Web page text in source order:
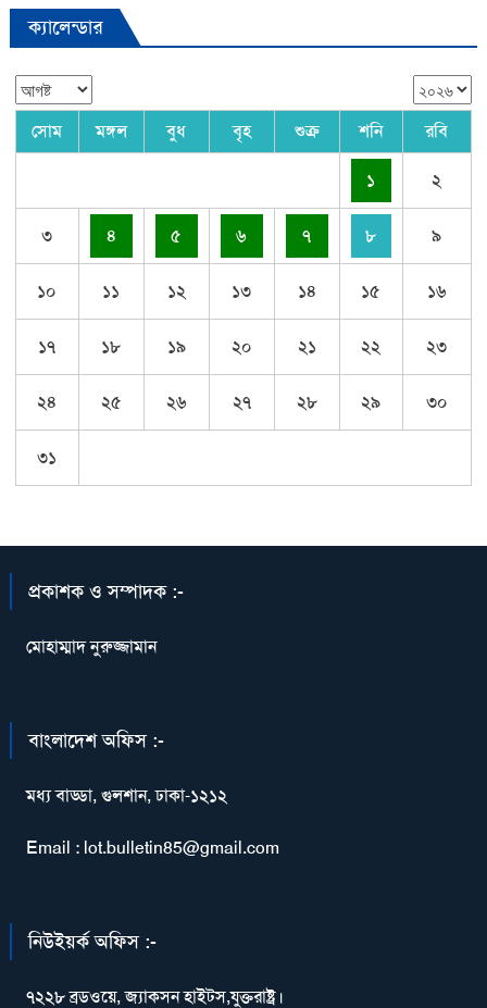
ক্যালেন্ডার
সোম মঙ্গল বুধ বৃহ শুক্র শনি রবি
১ ২
৩ ৪ ৫ ৬ ৭ ৮ ৯
১০ ১১ ১২ ১৩ ১৪ ১৫ ১৬
১৭ ১৮ ১৯ ২০ ২১ ২২ ২৩
২৪ ২৫ ২৬ ২৭ ২৮ ২৯ ৩০
৩১
প্রকাশক ও সম্পাদক :-
মোহাম্মাদ নুরুজ্জামান
বাংলাদেশ অফিস :-
মধ্য বাড্ডা, গুলশান, ঢাকা-১২১২
Email : lot.bulletin85@gmail.com
নিউইয়র্ক অফিস :-
৭২২৮ ব্রডওয়ে, জ্যাকসন হাইটস,যুক্তরাষ্ট্র।